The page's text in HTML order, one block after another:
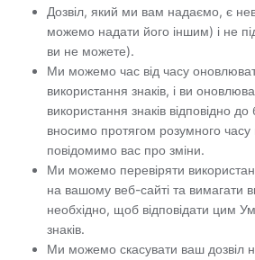
Дозвіл, який ми вам надаємо, є
можемо надати його іншим) і не
ви не можете).
Ми можемо час від часу
використання знаків, і ви
використання знаків відповідно
вносимо протягом розумного часу
повідомимо вас про зміни.
Ми можемо перевіряти
на вашому веб-сайті та вимагати
необхідно, щоб відповідати цим
знаків.
Ми можемо скасувати ваш дозвіл